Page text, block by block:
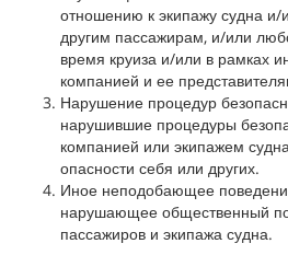
отношению к экипажу судна
другим пассажирам, и/или
время круиза и/или в рамках
компанией и ее
Нарушение процедур
нарушившие процедуры
компанией или экипажем
опасности себя или других.
Иное неподобающее
нарушающее общественный
пассажиров и экипажа судна.